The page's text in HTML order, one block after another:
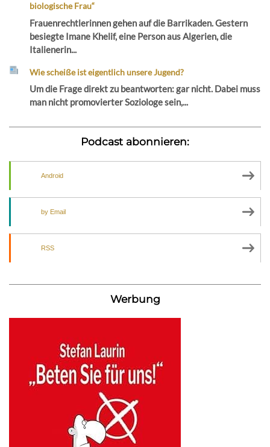
biologische Frau“
Frauenrechtlerinnen gehen auf die Barrikaden. Gestern
besiegte Imane Khelif, eine Person aus Algerien, die
Italienerin...
Wie scheiße ist eigentlich unsere Jugend?
Um die Frage direkt zu beantworten: gar nicht. Dabei muss
man nicht promovierter Soziologe sein,...
Podcast abonnieren:
Android
by Email
RSS
Werbung